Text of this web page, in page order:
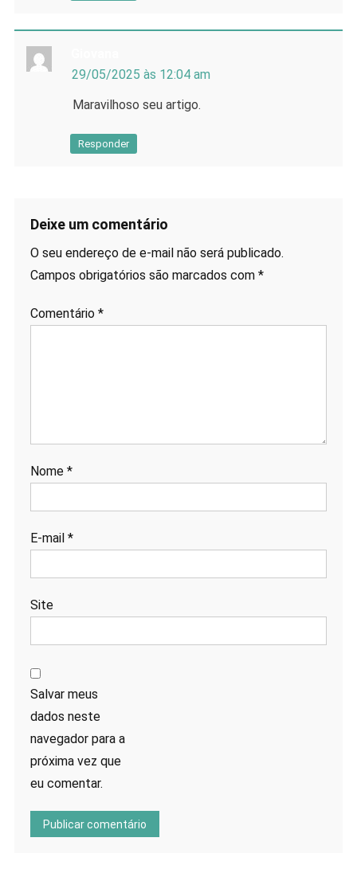
29/05/2025 às 12:04 am
Maravilhoso seu artigo.
Responder
Deixe um comentário
O seu endereço de e-mail não será publicado.
Campos obrigatórios são marcados com *
Comentário *
Nome *
E-mail *
Site
Salvar meus
dados neste
navegador para a
próxima vez que
eu comentar.